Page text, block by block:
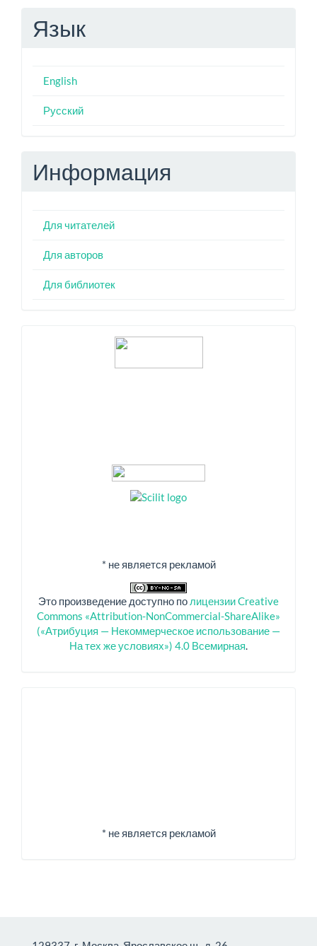
Язык
English
Русский
Информация
Для читателей
Для авторов
Для библиотек
Индексация
* не является рекламой
Это произведение доступно по лицензии Creative
Commons «Attribution-NonCommercial-ShareAlike»
(«Атрибуция — Некоммерческое использование —
На тех же условиях») 4.0 Всемирная.
* не является рекламой